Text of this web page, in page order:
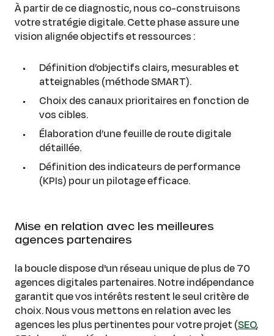
À partir de ce diagnostic, nous co-construisons
votre stratégie digitale. Cette phase assure une
vision alignée objectifs et ressources :
Définition d’objectifs clairs, mesurables et
atteignables (méthode SMART).
Choix des canaux prioritaires en fonction de
vos cibles.
Élaboration d’une feuille de route digitale
détaillée.
Définition des indicateurs de performance
(KPIs) pour un pilotage efficace.
Mise en relation avec les meilleures
agences partenaires
la boucle dispose d'un réseau unique de plus de 70
agences digitales partenaires. Notre indépendance
garantit que vos intérêts restent le seul critère de
choix. Nous vous mettons en relation avec les
agences les plus pertinentes pour votre projet (SEO,